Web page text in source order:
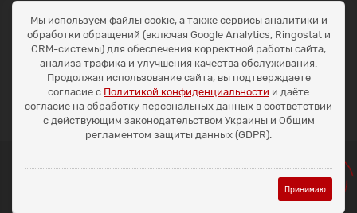
ОКЕАН ТРЕЙД
Договір публичної оферти
Доставка та оплата
Наші контакти
Умови повернення
+38 (099) 452-20-02
+38 (098) 492-20-02
office@ocean.biz.ua
Мы используем файлы cookie, а также сервисы аналитики и
обработки обращений (включая Google Analytics, Ringostat и
CRM-системы) для обеспечения корректной работы сайта,
анализа трафика и улучшения качества обслуживания.
Продолжая использование сайта, вы подтверждаете
согласие с Политикой конфиденциальности и даёте
согласие на обработку персональных данных в соответствии
с действующим законодательством Украины и Общим
регламентом защиты данных (GDPR).
Принимаю